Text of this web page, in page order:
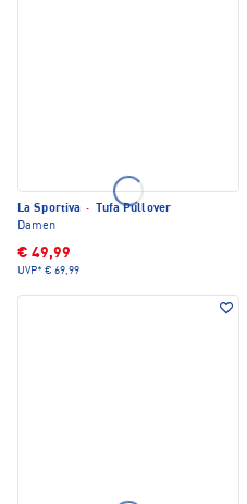
La Sportiva ·
Tufa Pullover
Damen
€ 49,99
UVP* € 69,99